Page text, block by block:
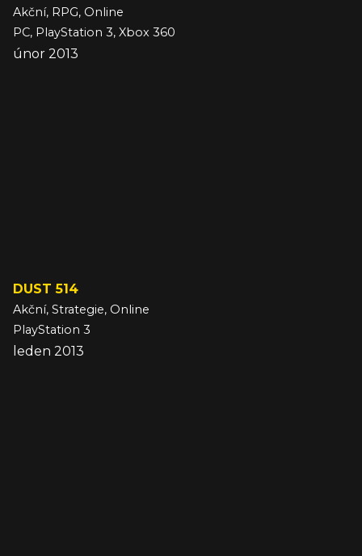
Akční, RPG, Online
PC, PlayStation 3, Xbox 360
únor 2013
DUST 514
Akční, Strategie, Online
PlayStation 3
leden 2013